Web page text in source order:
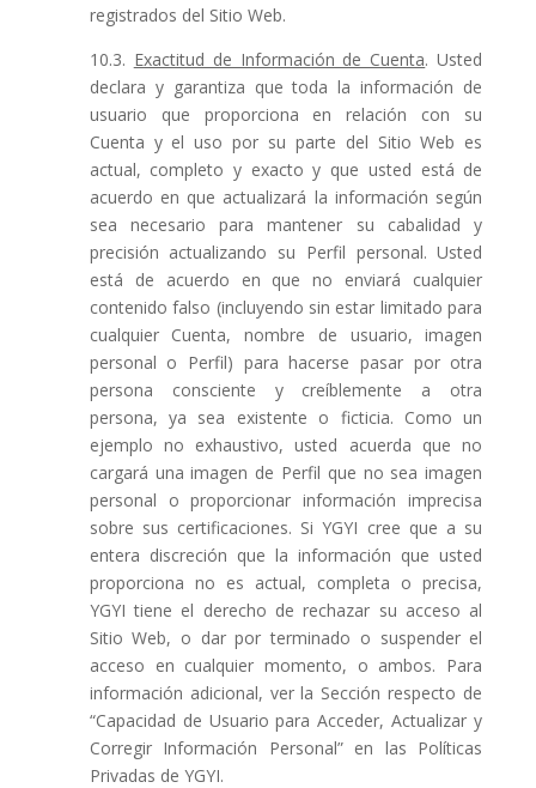
registrados del Sitio Web.
10.3. Exactitud de Información de Cuenta. Usted
declara y garantiza que toda la información de
usuario que proporciona en relación con su
Cuenta y el uso por su parte del Sitio Web es
actual, completo y exacto y que usted está de
acuerdo en que actualizará la información según
sea necesario para mantener su cabalidad y
precisión actualizando su Perfil personal. Usted
está de acuerdo en que no enviará cualquier
contenido falso (incluyendo sin estar limitado para
cualquier Cuenta, nombre de usuario, imagen
personal o Perfil) para hacerse pasar por otra
persona consciente y creíblemente a otra
persona, ya sea existente o ficticia. Como un
ejemplo no exhaustivo, usted acuerda que no
cargará una imagen de Perfil que no sea imagen
personal o proporcionar información imprecisa
sobre sus certificaciones. Si YGYI cree que a su
entera discreción que la información que usted
proporciona no es actual, completa o precisa,
YGYI tiene el derecho de rechazar su acceso al
Sitio Web, o dar por terminado o suspender el
acceso en cualquier momento, o ambos. Para
información adicional, ver la Sección respecto de
“Capacidad de Usuario para Acceder, Actualizar y
Corregir Información Personal” en las Políticas
Privadas de YGYI.